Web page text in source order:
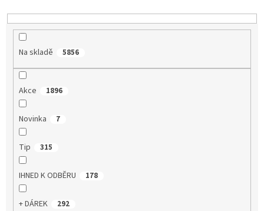
k
t
Na skladě 5856
Akce 1896
Novinka 7
Tip 315
IHNED K ODBĚRU 178
+ DÁREK 292